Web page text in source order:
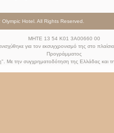
Hotel. All Rights Reserved.
ΜΗΤΕ 13 54 Κ01 3Α00660 00
για τον εκσυγχρονισμό της στο
Προγράμματος
Με την συγχρηματοδότηση της Ελλάδας και